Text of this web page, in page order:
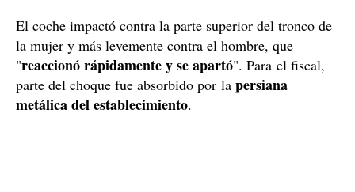
El coche impactó contra la parte superior del tronco de
la mujer y más levemente contra el hombre, que
"reaccionó rápidamente y se apartó". Para el fiscal,
parte del choque fue absorbido por la persiana
metálica del establecimiento.